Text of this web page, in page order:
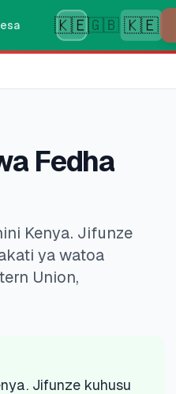
🇰🇪🇬🇧 🇰🇪
Fedha
Kenya. Jifunze
ya watoa
Union,
Jifunze kuhusu